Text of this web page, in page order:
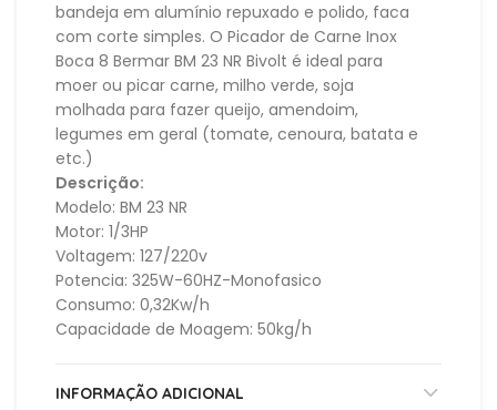
bandeja em alumínio repuxado e polido, faca
com corte simples. O Picador de Carne Inox
Boca 8 Bermar BM 23 NR Bivolt é ideal para
moer ou picar carne, milho verde, soja
molhada para fazer queijo, amendoim,
legumes em geral (tomate, cenoura, batata e
etc.)
Descrição:
Modelo: BM 23 NR
Motor: 1/3HP
Voltagem: 127/220v
Potencia: 325W-60HZ-Monofasico
Consumo: 0,32Kw/h
Capacidade de Moagem: 50kg/h
INFORMAÇÃO ADICIONAL